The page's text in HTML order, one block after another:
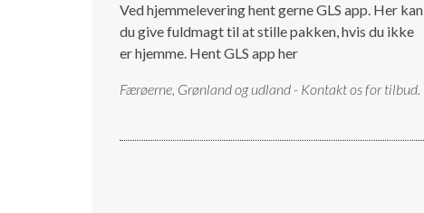
Ved hjemmelevering hent gerne GLS app. Her kan
du give fuldmagt til at stille pakken, hvis du ikke
er hjemme. Hent GLS app her
Færøerne, Grønland og udland - Kontakt os for tilbud.